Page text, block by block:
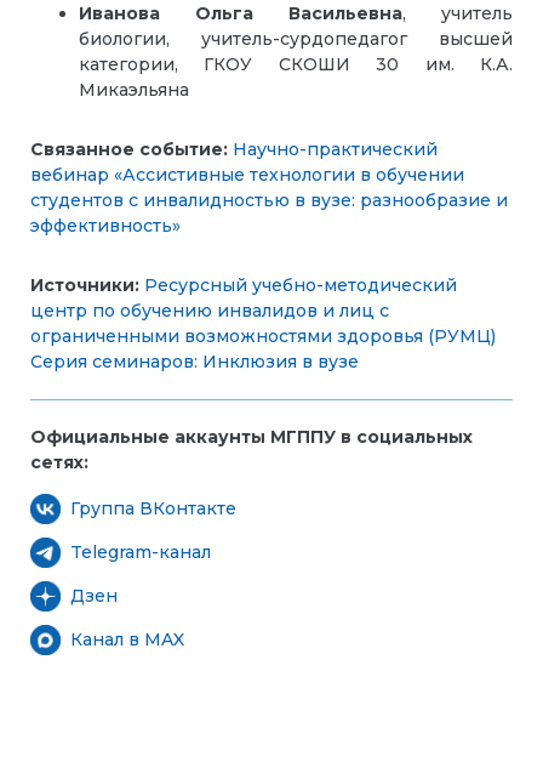
Иванова Ольга Васильевна, учитель
биологии, учитель-сурдопедагог высшей
категории, ГКОУ СКОШИ 30 им. К.А.
Микаэльяна
Связанное событие: Научно-практический
вебинар «Ассистивные технологии в обучении
студентов с инвалидностью в вузе: разнообразие и
эффективность»
Источники: Ресурсный учебно-методический
центр по обучению инвалидов и лиц с
ограниченными возможностями здоровья (РУМЦ)
Серия семинаров: Инклюзия в вузе
Официальные аккаунты МГППУ в социальных
сетях:
Группа ВКонтакте
Telegram-канал
Дзен
Канал в MAX